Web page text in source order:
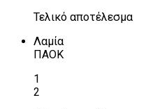
Τελικό αποτέλεσμα
Λαμία
ΠΑΟΚ
1
2